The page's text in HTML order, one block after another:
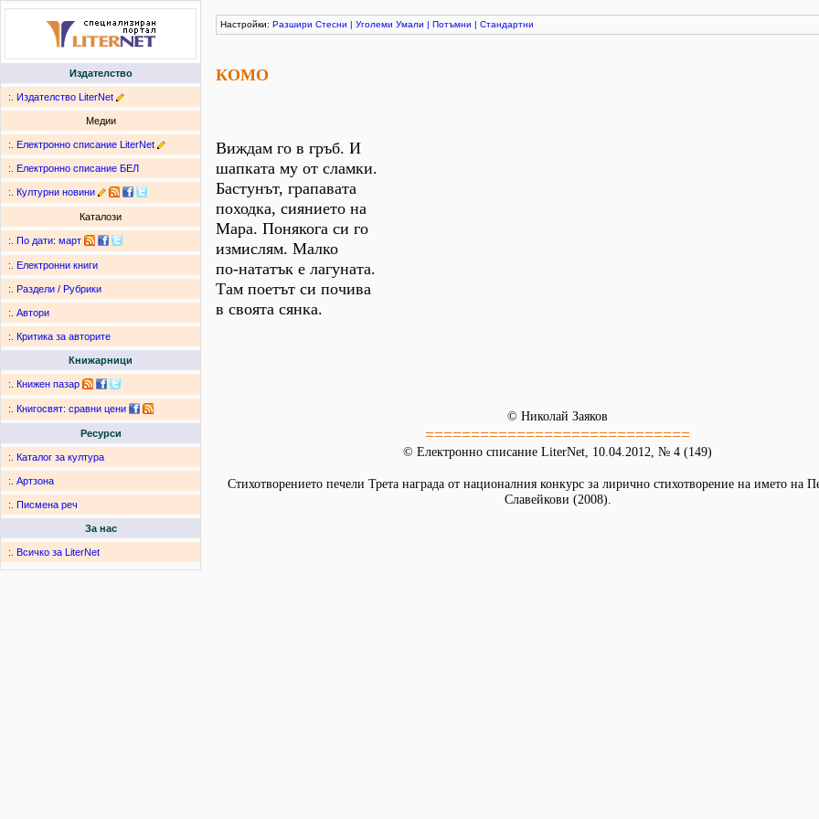
Издателство
:. Издателство LiterNet
Медии
:. Електронно списание LiterNet
:. Електронно списание БЕЛ
:. Културни новини
Каталози
:. По дати: март
:. Електронни книги
:. Раздели / Рубрики
:. Автори
:. Критика за авторите
Книжарници
:. Книжен пазар
:. Книгосвят: сравни цени
Ресурси
:. Каталог за култура
:. Артзона
:. Писмена реч
За нас
:. Всичко за LiterNet
Настройки: Разшири Стесни | Уголеми Умали | Потъмни | Стандартни
КОМО
Виждам го в гръб. И
шапката му от сламки.
Бастунът, грапавата
походка, сиянието на
Мара. Понякога си го
измислям. Малко
по-нататък е лагуната.
Там поетът си почива
в своята сянка.
© Николай Заяков
=============================
© Електронно списание LiterNet, 10.04.2012, № 4 (149)
Стихотворението печели Трета награда от националния конкурс за лирично стихотворение на името на
Славейкови (2008).